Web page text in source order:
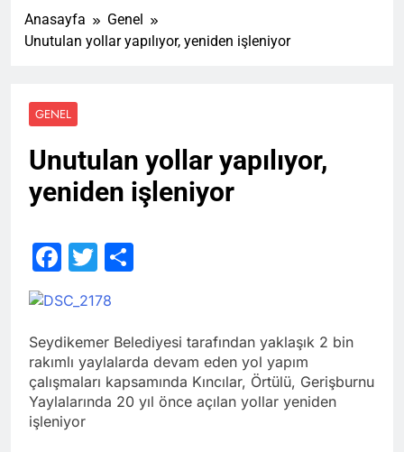
Anasayfa
Genel
Unutulan yollar yapılıyor, yeniden işleniyor
GENEL
Unutulan yollar yapılıyor,
yeniden işleniyor
Facebook
Twitter
Seydikemer Belediyesi tarafından yaklaşık 2 bin
rakımlı yaylalarda devam eden yol yapım
çalışmaları kapsamında Kıncılar, Örtülü, Gerişburnu
Yaylalarında 20 yıl önce açılan yollar yeniden
işleniyor